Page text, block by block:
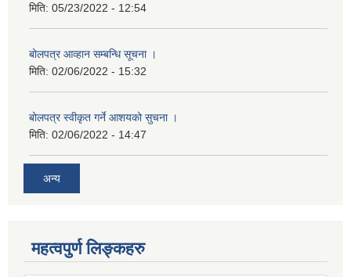
मिति: 05/23/2022 - 12:54
बोलपत्र आव्हान सम्बन्धि सूचना ।
मिति: 02/06/2022 - 15:32
बोलपत्र स्वीकृत गर्ने आशयको सुचना ।
मिति: 02/06/2022 - 14:47
अन्य
महत्वपुर्ण लिङ्कहरु